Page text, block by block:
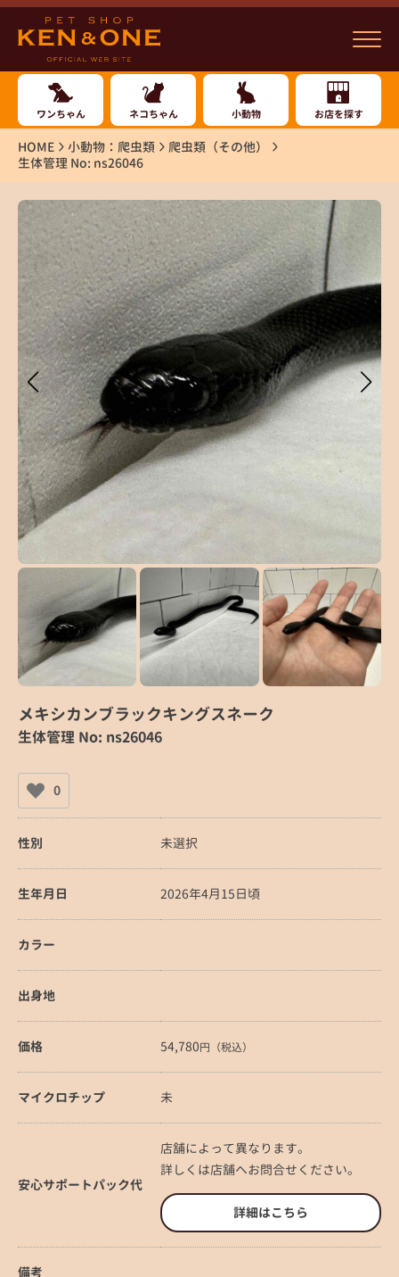
ワンちゃん ネコちゃん 小動物 お店を探す
HOME 小動物：爬虫類
爬虫類（その他）
生体管理 No: ns26046
メキシカンブラックキングスネーク
生体管理 No: ns26046
0
性別 未選択
生年月日 2026年4月15日頃
カラー
出身地
価格 54,780円（税込）
マイクロチップ 未
安心サポートパック代
店舗によって異なります。
詳しくは店舗へお問合せください。
詳細はこちら
備考